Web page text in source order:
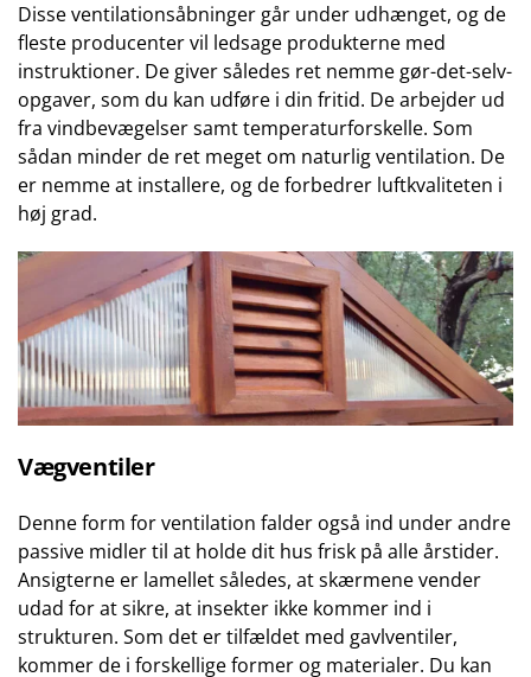
Disse ventilationsåbninger går under udhænget, og de
fleste producenter vil ledsage produkterne med
instruktioner. De giver således ret nemme gør-det-selv-
opgaver, som du kan udføre i din fritid. De arbejder ud
fra vindbevægelser samt temperaturforskelle. Som
sådan minder de ret meget om naturlig ventilation. De
er nemme at installere, og de forbedrer luftkvaliteten i
høj grad.
Vægventiler
Denne form for ventilation falder også ind under andre
passive midler til at holde dit hus frisk på alle årstider.
Ansigterne er lamellet således, at skærmene vender
udad for at sikre, at insekter ikke kommer ind i
strukturen. Som det er tilfældet med gavlventiler,
kommer de i forskellige former og materialer. Du kan